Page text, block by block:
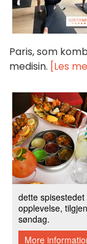
Paris, som
medisin. [Les